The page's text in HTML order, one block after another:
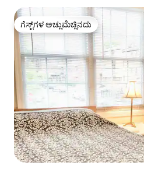
ಗೆಸ್ಟ್‌ಗಳ ಅಚ್ಚುಮೆಚ್ಚಿನದು
ಗೆಸ್ಟ್‌ಗಳ ಅಚ್ಚುಮೆಚ್ಚಿನದು